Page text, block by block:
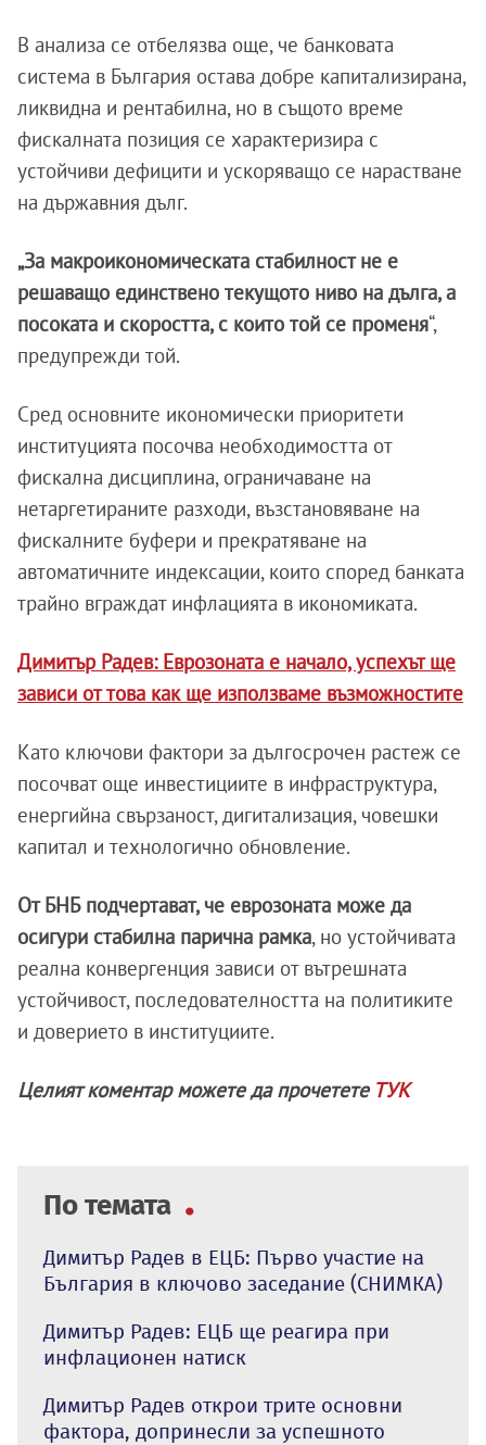
В анализа се отбелязва още, че банковата
система в България остава добре капитализирана,
ликвидна и рентабилна, но в същото време
фискалната позиция се характеризира с
устойчиви дефицити и ускоряващо се нарастване
на държавния дълг.
„За макроикономическата стабилност не е
решаващо единствено текущото ниво на дълга, а
посоката и скоростта, с които той се променя“,
предупрежди той.
Сред основните икономически приоритети
институцията посочва необходимостта от
фискална дисциплина, ограничаване на
нетаргетираните разходи, възстановяване на
фискалните буфери и прекратяване на
автоматичните индексации, които според банката
трайно вграждат инфлацията в икономиката.
Димитър Радев: Еврозоната е начало, успехът ще
зависи от това как ще използваме възможностите
Като ключови фактори за дългосрочен растеж се
посочват още инвестициите в инфраструктура,
енергийна свързаност, дигитализация, човешки
капитал и технологично обновление.
От БНБ подчертават, че еврозоната може да
осигури стабилна парична рамка, но устойчивата
реална конвергенция зависи от вътрешната
устойчивост, последователността на политиките
и доверието в институциите.
Целият коментар можете да прочетете ТУК
По темата
Димитър Радев в ЕЦБ: Първо участие на
България в ключово заседание (СНИМКА)
Димитър Радев: ЕЦБ ще реагира при
инфлационен натиск
Димитър Радев открои трите основни
фактора, допринесли за успешното